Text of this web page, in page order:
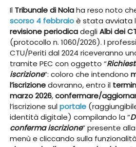
Il Tribunale di Nolaha reso noto
scorso 4 febbraioè stata avviata
revisione periodicadegliAlbi dei
(protocollo n. 1060/2026). I
CTU/Periti dal 2024 riceveranno
tramite PEC con oggetto “
iscrizione“: coloro che intendono
l’iscrizionedovranno, entro il
marzo 2026,confermare/
l’iscrizione sulportale
identità digitale) compilando la “
conferma iscrizione” presente
menù e cliccando sulla